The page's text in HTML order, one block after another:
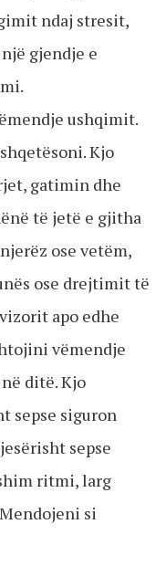
ndaj stresit,
gjendje e
ushqimit.
Kjo
gatimin dhe
të jetë e gjitha
ose vetëm,
ose drejtimit të
apo edhe
vëmendje
ditë. Kjo
sepse siguron
sepse
ritmi, larg
si